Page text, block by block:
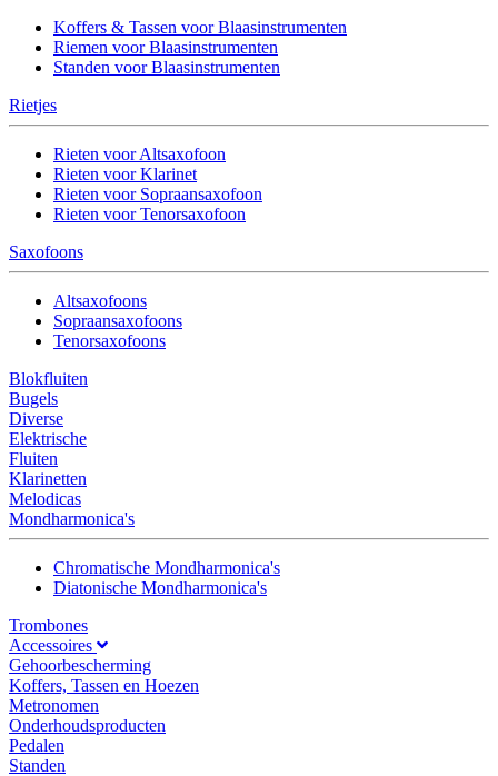
Koffers & Tassen voor Blaasinstrumenten
Riemen voor Blaasinstrumenten
Standen voor Blaasinstrumenten
Rietjes
Rieten voor Altsaxofoon
Rieten voor Klarinet
Rieten voor Sopraansaxofoon
Rieten voor Tenorsaxofoon
Saxofoons
Altsaxofoons
Sopraansaxofoons
Tenorsaxofoons
Blokfluiten
Bugels
Diverse
Elektrische
Fluiten
Klarinetten
Melodicas
Mondharmonica's
Chromatische Mondharmonica's
Diatonische Mondharmonica's
Trombones
Accessoires
Gehoorbescherming
Koffers, Tassen en Hoezen
Metronomen
Onderhoudsproducten
Pedalen
Standen